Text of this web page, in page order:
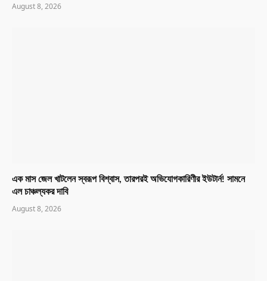
August 8, 2026
এক মাস জেল খাটলেন স্বরূপ বিশ্বাস, তারপরই অভিযোগকারিণীর ইউটার্ন! সামনে
এল চাঞ্চল্যকর দাবি
August 8, 2026